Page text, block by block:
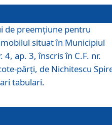
de preemţiune pentru
situat în Municipiul
ap. 3, înscris în C.F. nr.
părți, de Nichitescu
tabulari.